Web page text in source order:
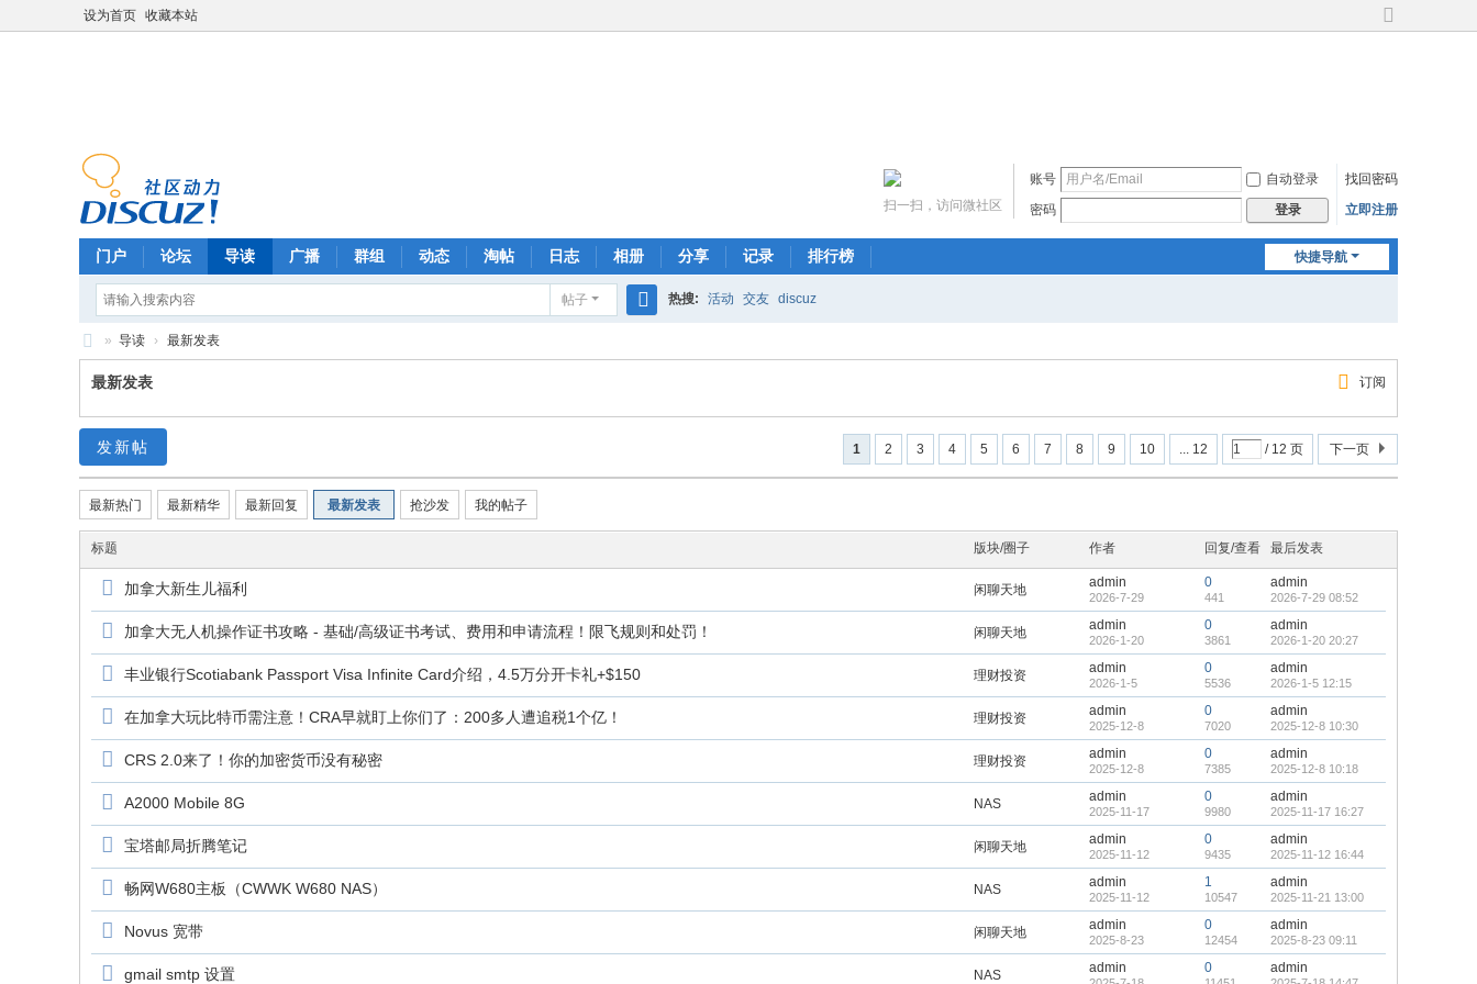
设为首页 收藏本站
切
账号 自动登录
找回密码
密码
登录 立即注册
扫一扫，访问微社区
快捷导航
门户 论坛 导读 广播 群组 动态 淘帖 日志 相册 分享 记录 排行榜
帖子
索
热搜: 活动 交友 discuz
ba
y
» 导读 › 最新发表
订阅
最新发表
1 2 3 4 5 6 7 8 9 10 ... 12 / 12 页 下一页
发新帖
最新热门 最新精华 最新回复 最新发表 抢沙发 我的帖子
标题 版块/圈子 作者 回复/查看 最后发表
加拿大新生儿福利 闲聊天地 admin
2026-7-29
0
441
admin
2026-7-29 08:52
加拿大无人机操作证书攻略 - 基础/高级证书考试、费用和申请流程！限飞规则和处罚！ 闲聊天地 admin
2026-1-20
0
3861
admin
2026-1-20 20:27
丰业银行Scotiabank Passport Visa Infinite Card介绍，4.5万分开卡礼+$150 理财投资 admin
2026-1-5
0
5536
admin
2026-1-5 12:15
在加拿大玩比特币需注意！CRA早就盯上你们了：200多人遭追税1个亿！ 理财投资 admin
2025-12-8
0
7020
admin
2025-12-8 10:30
CRS 2.0来了！你的加密货币没有秘密 理财投资 admin
2025-12-8
0
7385
admin
2025-12-8 10:18
A2000 Mobile 8G NAS admin
2025-11-17
0
9980
admin
2025-11-17 16:27
宝塔邮局折腾笔记 闲聊天地 admin
2025-11-12
0
9435
admin
2025-11-12 16:44
畅网W680主板（CWWK W680 NAS） NAS admin
2025-11-12
1
10547
admin
2025-11-21 13:00
Novus 宽带 闲聊天地 admin
2025-8-23
0
12454
admin
2025-8-23 09:11
gmail smtp 设置 NAS admin 0 admin